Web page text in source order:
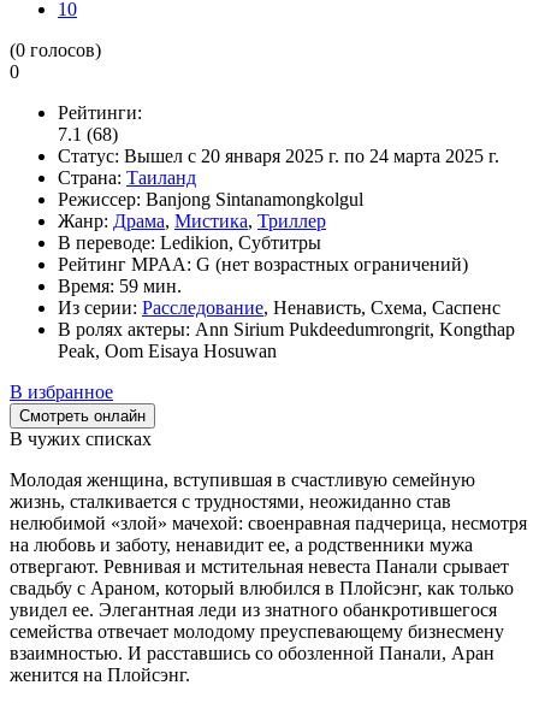
10
(0 голосов)
0
Рейтинги:
7.1 (68)
Статус: Вышел с 20 января 2025 г. по 24 марта 2025 г.
Страна: Таиланд
Режиссер: Banjong Sintanamongkolgul
Жанр: Драма, Мистика, Триллер
В переводе: Ledikion, Субтитры
Рейтинг MPAA: G (нет возрастных ограничений)
Время: 59 мин.
Из серии: Расследование, Ненависть, Схема, Саспенс
В ролях актеры: Ann Sirium Pukdeedumrongrit, Kongthap
Peak, Oom Eisaya Hosuwan
В избранное
Смотреть онлайн
В чужих списках
Молодая женщина, вступившая в счастливую семейную
жизнь, сталкивается с трудностями, неожиданно став
нелюбимой «злой» мачехой: своенравная падчерица, несмотря
на любовь и заботу, ненавидит ее, а родственники мужа
отвергают. Ревнивая и мстительная невеста Панали срывает
свадьбу с Араном, который влюбился в Плойсэнг, как только
увидел ее. Элегантная леди из знатного обанкротившегося
семейства отвечает молодому преуспевающему бизнесмену
взаимностью. И расставшись со обозленной Панали, Аран
женится на Плойсэнг.